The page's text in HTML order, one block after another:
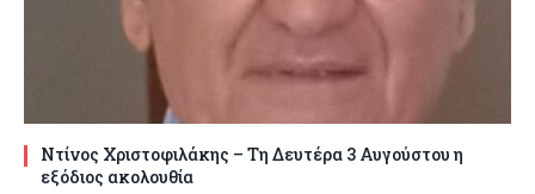
Ντίνος Χριστοφιλάκης – Τη Δευτέρα 3 Αυγούστου η
εξόδιος ακολουθία